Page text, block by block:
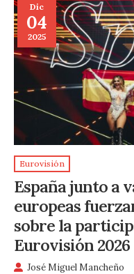
Dic
04
2025
Eurovisión
España junto a
europeas
sobre la
Eurovisión 2026
José Miguel Mancheño